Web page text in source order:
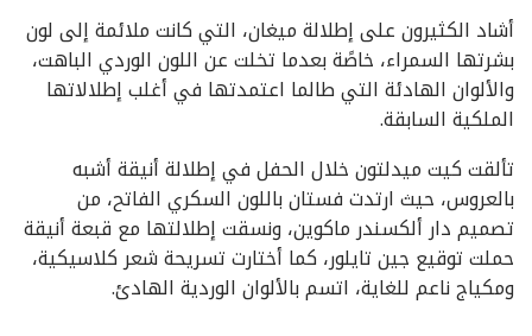
أشاد الكثيرون على إطلالة ميغان، التي كانت ملائمة إلى لون
بشرتها السمراء، خاصًة بعدما تخلت عن اللون الوردي الباهت،
والألوان الهادئة التي طالما اعتمدتها في أغلب إطلالاتها
الملكية السابقة.
تألقت كيت ميدلتون خلال الحفل في إطلالة أنيقة أشبه
بالعروس، حيث ارتدت فستان باللون السكري الفاتح، من
تصميم دار ألكسندر ماكوين، ونسقت إطلالتها مع قبعة أنيقة
حملت توقيع جين تايلور، كما أختارت تسريحة شعر كلاسيكية،
ومكياج ناعم للغاية، اتسم بالألوان الوردية الهادئ.